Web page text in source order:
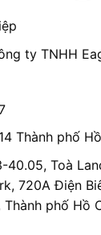
ty TNHH
Thành phố
40.05, Toà
720A Điện
Thành phố Hồ